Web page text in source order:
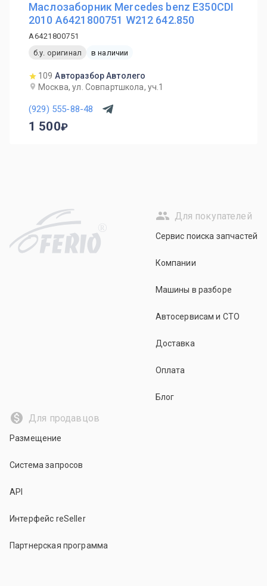
Маслозаборник Mercedes benz E350CDI
2010 A6421800751 W212 642.850
A6421800751
б.у. оригинал
в наличии
109 Авторазбор Автолего
Москва, ул. Совпартшкола, уч.1
(929) 555-88-48
1 500
R
Для покупателей
Сервис поиска запчастей
Компании
Машины в разборе
Автосервисам и СТО
Доставка
Оплата
Блог
Для продавцов
Размещение
Система запросов
API
Интерфейс reSeller
Партнерская программа